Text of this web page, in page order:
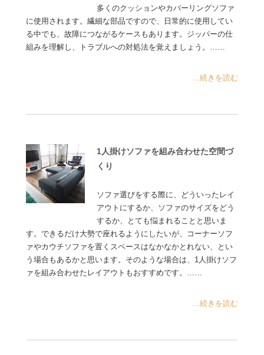
多くのクッションやカバーリングソファ
に使用されます。繊細な部品ですので、日常的に使用してい
る中でも、故障につながるケースもあります。ジッパーの仕
組みを理解し、トラブルへの対処法を覚えましょう。……
...続きを読む
1人掛けソファを組み合わせた空間づ
くり
ソファ選びをする際に、どういったレイ
アウトにするか、ソファのサイズをどう
するか、とても悩まれることと思いま
す。できるだけ大勢で座れるようにしたいが、コーナーソフ
ァやカウチソファを置くスペースはなかなかとれない、とい
う場合もあるかと思います。そのような場合は、1人掛けソフ
ァを組み合わせたレイアウトもおすすめです。……
...続きを読む